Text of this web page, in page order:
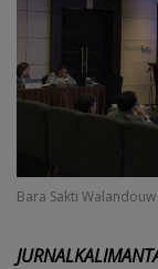
Bara Sakti